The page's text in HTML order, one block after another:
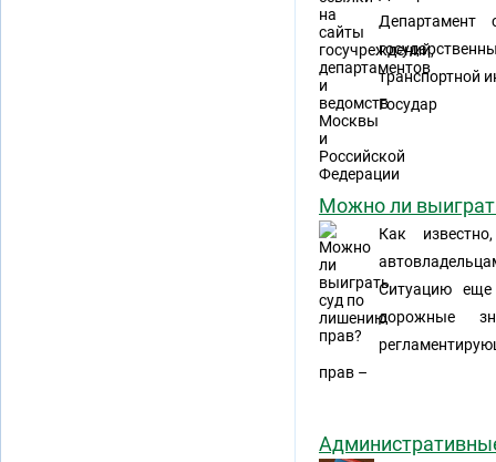
транспортной
Государ
Можно ли
Как
Ситуацию
дорожные
прав –